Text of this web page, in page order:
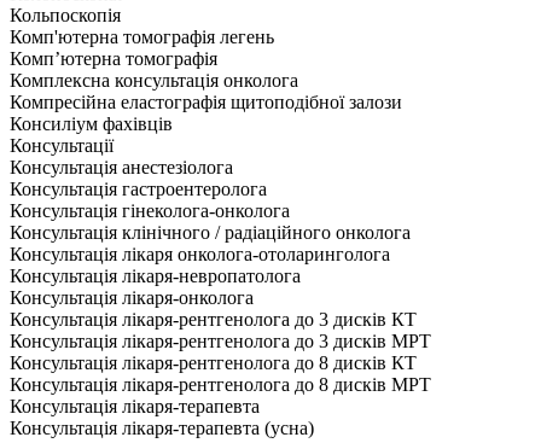
Кольпоскопія
Комп'ютерна томографія легень
Комп’ютерна томографія
Комплексна консультація онколога
Компресійна еластографія щитоподібної залози
Консиліум фахівців
Консультації
Консультація анестезіолога
Консультація гастроентеролога
Консультація гінеколога-онколога
Консультація клінічного / радіаційного онколога
Консультація лікаря онколога-отоларинголога
Консультація лікаря-невропатолога
Консультація лікаря-онколога
Консультація лікаря-рентгенолога до 3 дисків КТ
Консультація лікаря-рентгенолога до 3 дисків МРТ
Консультація лікаря-рентгенолога до 8 дисків КТ
Консультація лікаря-рентгенолога до 8 дисків МРТ
Консультація лікаря-терапевта
Консультація лікаря-терапевта (усна)